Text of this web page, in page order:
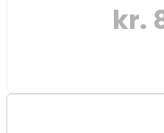
kr.